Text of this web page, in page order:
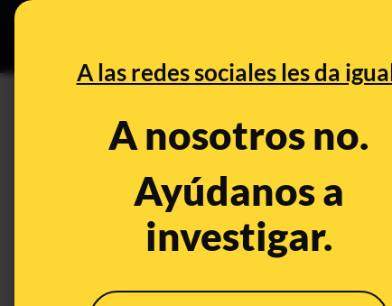
A las redes sociales les da
A nosotros no.
Ayúdanos a
investigar.
¿Es posible hacer arder
(como muestra un vídeo
Jan 25, 2020, 8:53:00 PM